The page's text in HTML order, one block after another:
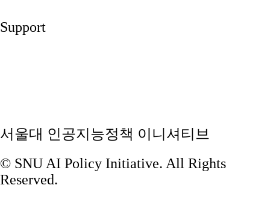
Support
서울대 인공지능정책 이니셔티브
© SNU AI Policy Initiative. All Rights
Reserved.